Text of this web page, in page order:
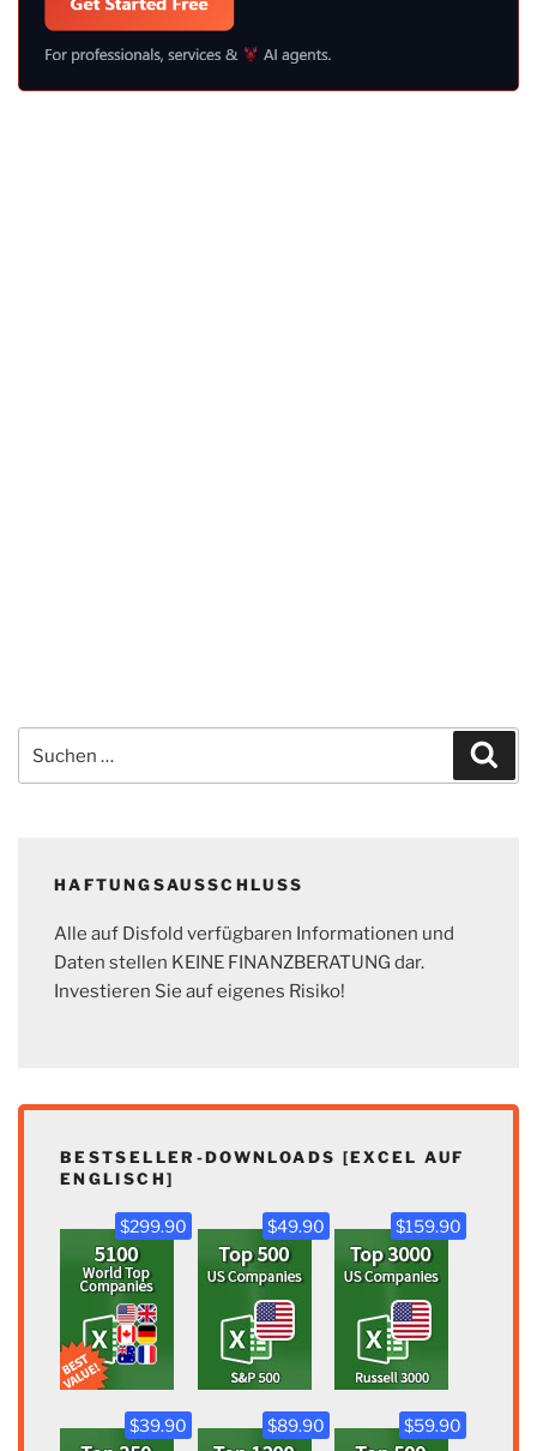
nach:
HAFTUNGSAUSSCHLUSS
Alle auf Disfold verfügbaren Informationen und
Daten stellen KEINE FINANZBERATUNG dar.
Investieren Sie auf eigenes Risiko!
BESTSELLER-DOWNLOADS [EXCEL AUF
ENGLISCH]
$299.90 $49.90 $159.90
$39.90 $89.90 $59.90